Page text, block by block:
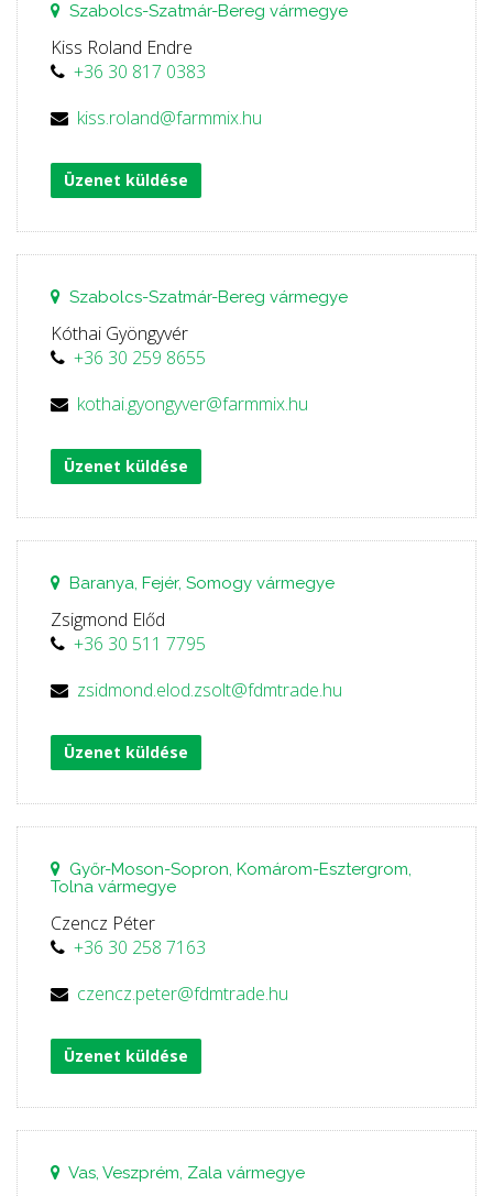
Szabolcs-Szatmár-Bereg vármegye
Kiss Roland Endre
+36 30 817 0383
kiss.roland@farmmix.hu
Üzenet küldése
Szabolcs-Szatmár-Bereg vármegye
Kóthai Gyöngyvér
+36 30 259 8655
kothai.gyongyver@farmmix.hu
Üzenet küldése
Baranya, Fejér, Somogy vármegye
Zsigmond Előd
+36 30 511 7795
zsidmond.elod.zsolt@fdmtrade.hu
Üzenet küldése
Győr-Moson-Sopron, Komárom-Esztergrom,
Tolna vármegye
Czencz Péter
+36 30 258 7163
czencz.peter@fdmtrade.hu
Üzenet küldése
Vas, Veszprém, Zala vármegye